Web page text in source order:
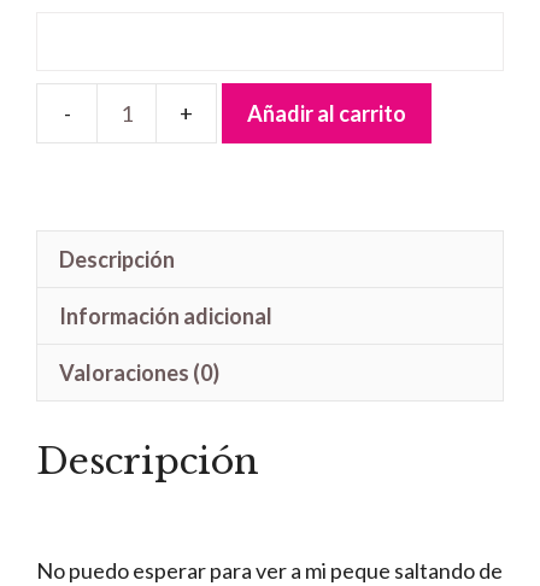
Letrero
León
Añadir al carrito
Descripción
Información adicional
Valoraciones (0)
Descripción
No puedo esperar para ver a mi peque saltando de